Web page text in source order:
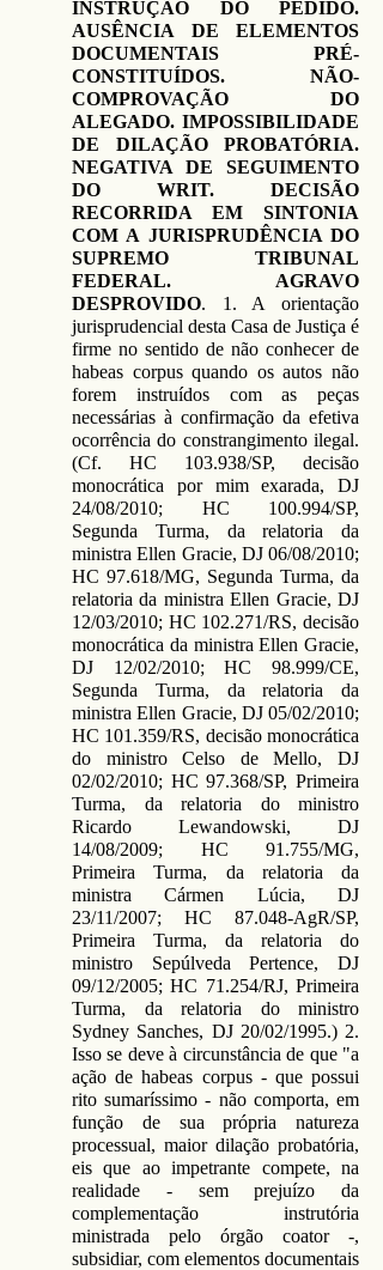
INSTRUÇÃO DO PEDIDO.
AUSÊNCIA DE ELEMENTOS
DOCUMENTAIS PRÉ-
CONSTITUÍDOS. NÃO-
COMPROVAÇÃO DO
ALEGADO. IMPOSSIBILIDADE
DE DILAÇÃO PROBATÓRIA.
NEGATIVA DE SEGUIMENTO
DO WRIT. DECISÃO
RECORRIDA EM SINTONIA
COM A JURISPRUDÊNCIA DO
SUPREMO TRIBUNAL
FEDERAL. AGRAVO
DESPROVIDO. 1. A orientação
jurisprudencial desta Casa de Justiça é
firme no sentido de não conhecer de
habeas corpus quando os autos não
forem instruídos com as peças
necessárias à confirmação da efetiva
ocorrência do constrangimento ilegal.
(Cf. HC 103.938/SP, decisão
monocrática por mim exarada, DJ
24/08/2010; HC 100.994/SP,
Segunda Turma, da relatoria da
ministra Ellen Gracie, DJ 06/08/2010;
HC 97.618/MG, Segunda Turma, da
relatoria da ministra Ellen Gracie, DJ
12/03/2010; HC 102.271/RS, decisão
monocrática da ministra Ellen Gracie,
DJ 12/02/2010; HC 98.999/CE,
Segunda Turma, da relatoria da
ministra Ellen Gracie, DJ 05/02/2010;
HC 101.359/RS, decisão monocrática
do ministro Celso de Mello, DJ
02/02/2010; HC 97.368/SP, Primeira
Turma, da relatoria do ministro
Ricardo Lewandowski, DJ
14/08/2009; HC 91.755/MG,
Primeira Turma, da relatoria da
ministra Cármen Lúcia, DJ
23/11/2007; HC 87.048-AgR/SP,
Primeira Turma, da relatoria do
ministro Sepúlveda Pertence, DJ
09/12/2005; HC 71.254/RJ, Primeira
Turma, da relatoria do ministro
Sydney Sanches, DJ 20/02/1995.) 2.
Isso se deve à circunstância de que "a
ação de habeas corpus - que possui
rito sumaríssimo - não comporta, em
função de sua própria natureza
processual, maior dilação probatória,
eis que ao impetrante compete, na
realidade - sem prejuízo da
complementação instrutória
ministrada pelo órgão coator -,
subsidiar, com elementos documentais